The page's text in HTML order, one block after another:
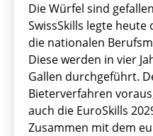
Die Würfel sind
SwissSkills legte
die nationalen
Diese werden in vier
Gallen durchgeführt.
Bieterverfahren
auch die EuroSkills
Zusammen mit dem